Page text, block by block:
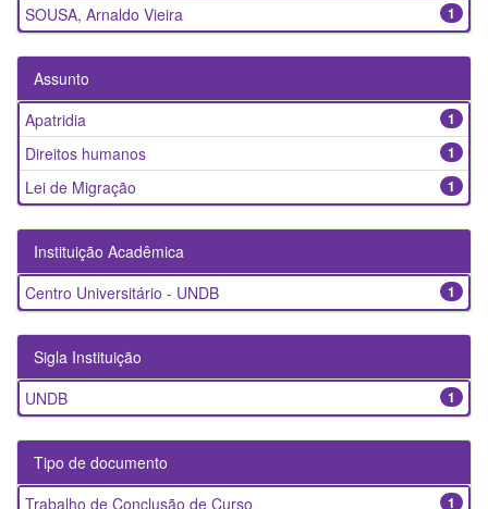
1
SOUSA, Arnaldo Vieira
Assunto
1
Apatridia
1
Direitos humanos
1
Lei de Migração
Instituição Acadêmica
1
Centro Universitário - UNDB
Sigla Instituição
1
UNDB
Tipo de documento
1
Trabalho de Conclusão de Curso